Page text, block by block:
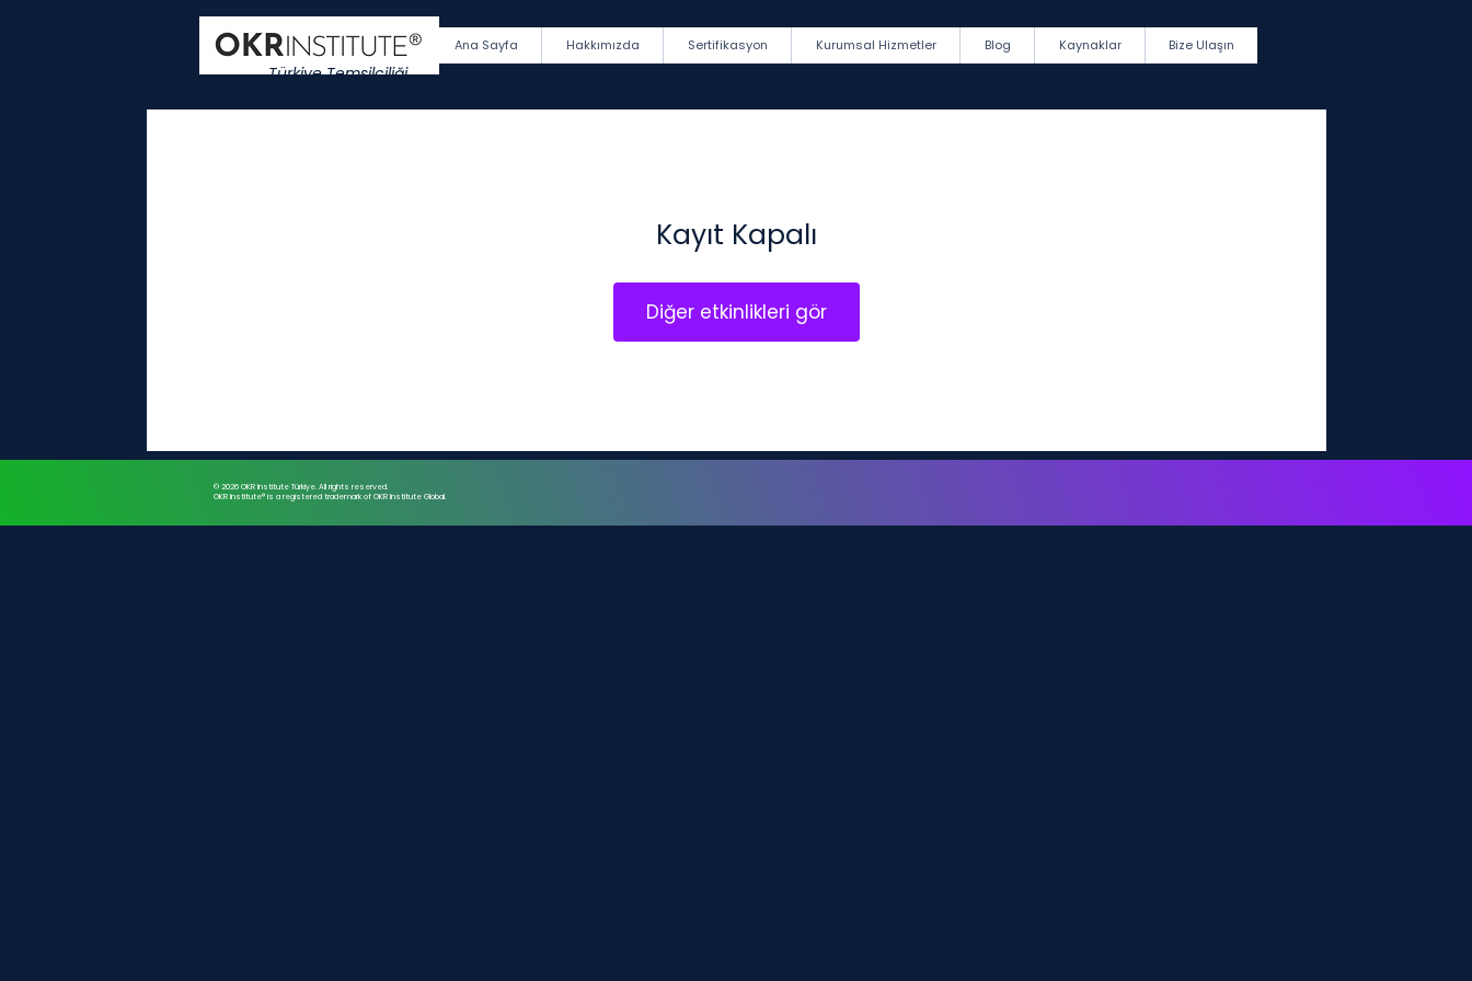
Türkiye Temsilciliği
Ana Sayfa Hakkımızda Sertifikasyon Kurumsal Hizmetler Blog Kaynaklar Bize Ulaşın
Kayıt Kapalı
Diğer etkinlikleri gör
© 2026 OKR Institute Türkiye. All rights reserved.
OKR Institute® is a registered trademark of OKR Institute Global.